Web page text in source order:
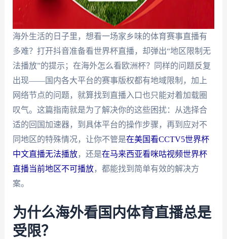
海外生活的日子里，想看一场家乡味的体育赛事直播有
多难？打开抖音准备看世界杯直播，却弹出“地区限制无
法播放”的提示；在海外怎么看欧洲杯？同样的问题反复
出现——国内各大平台的赛事版权都有地域限制，加上
网络节点的问题，就算找到直播入口也只能对着加载圈
叹气。这篇指南就是为了解决你的这些困扰：从选择合
适的回国加速器，到具体平台的操作步骤，再到应对不
同地区的特殊情况，让你不管是在美国看CCTV5世界杯
中文直播无法播放，还是在马来西亚看咪咕视频世界杯
直播当前地区不可播放，都能找到简单有效的解决方
案。
为什么海外看国内体育直播总是
受限？